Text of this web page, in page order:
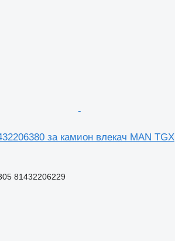
за камион влекач MAN TGX
81432206229